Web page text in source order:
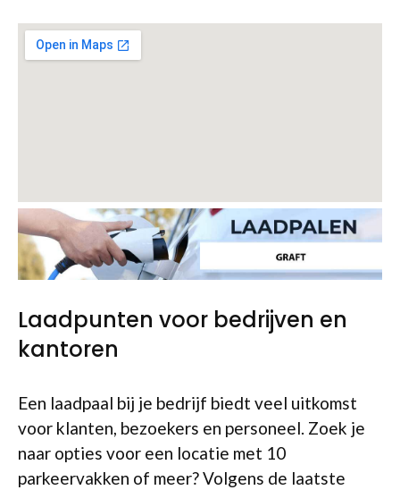
Laadpunten voor bedrijven en
kantoren
Een laadpaal bij je bedrijf biedt veel uitkomst
voor klanten, bezoekers en personeel. Zoek je
naar opties voor een locatie met 10
parkeervakken of meer? Volgens de laatste